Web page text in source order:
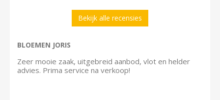
Bekijk alle recensies
BLOEMEN JORIS
Zeer mooie zaak, uitgebreid aanbod, vlot en helder
advies. Prima service na verkoop!